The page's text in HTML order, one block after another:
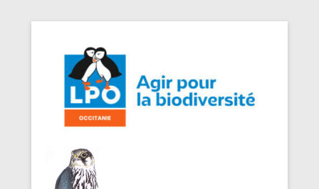
LPO Occitanie DT Aveyron